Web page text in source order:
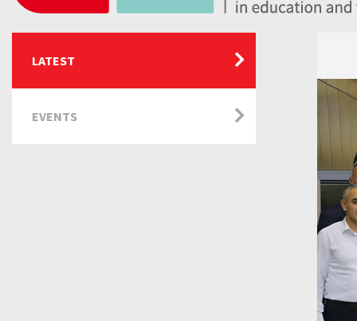
LATEST
EVENTS